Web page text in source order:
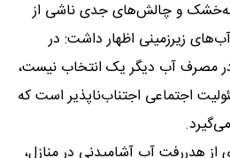
و چالش‌های جدی ناشی از
زیرزمینی اظهار داشت: در
مصرف آب دیگر یک انتخاب نیست،
اجتماعی اجتناب‌ناپذیر است که
از هدررفت آب آشامیدنی در منازل،